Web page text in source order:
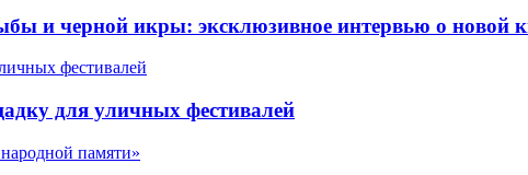
и черной икры: эксклюзивное интервью о новой
для уличных фестивалей